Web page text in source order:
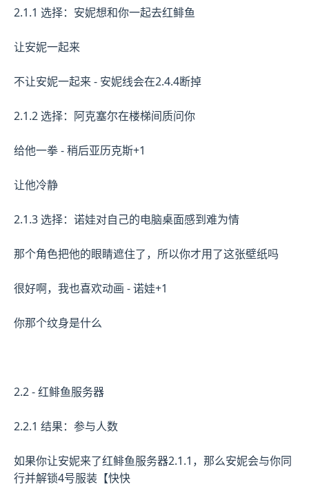
2.1.1 选择：安妮想和你一起去红鲱鱼
让安妮一起来
不让安妮一起来 - 安妮线会在2.4.4断掉
2.1.2 选择：阿克塞尔在楼梯间质问你
给他一拳 - 稍后亚历克斯+1
让他冷静
2.1.3 选择：诺娃对自己的电脑桌面感到难为情
那个角色把他的眼睛遮住了，所以你才用了这张壁纸吗
很好啊，我也喜欢动画 - 诺娃+1
你那个纹身是什么
2.2 - 红鲱鱼服务器
2.2.1 结果：参与人数
如果你让安妮来了红鲱鱼服务器2.1.1，那么安妮会与你同
行并解锁4号服装【快快